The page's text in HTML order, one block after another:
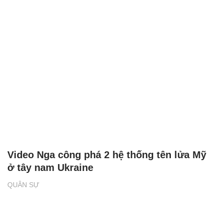
QUÂN SỰ
Video Nga công phá 2 hệ thống tên lửa Mỹ
ở tây nam Ukraine